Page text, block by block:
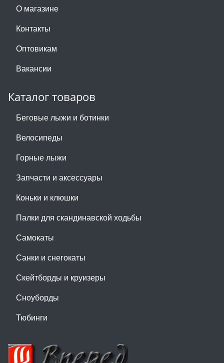
О магазине
Контакты
Оптовикам
Вакансии
Каталог товаров
Беговые лыжи и ботинки
Велосипеды
Горные лыжи
Запчасти и аксессуары
Коньки и клюшки
Палки для скандинавской ходьбы
Самокаты
Санки и снегокаты
Скейтборды и круизеры
Сноуборды
Тюбинги